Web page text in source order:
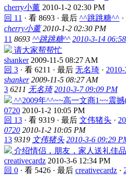
cherry小薰 2010-1-2 02:30 PM
回 11 · 看 8693 · 最后 ^^跳跳糖^^ ·
cherry小薰 2010-1-2 02:30 PM
11 8693 ^^跳跳糖^^ 2010-3-14
请大家帮帮忙
shanker 2009-11-5 08:27 AM
回 3 · 看 6211 · 最后 无名琦 ·
shanker 2009-11-5 08:27 AM
3 6211 无名琦 2010-3-7 09:09 PM
^^2009年^^~~高一文商1~~震撼
0720 2010-1-2 10:05 PM
回 13 · 看 9319 · 最后 文伟猪头 ·
0720 2010-1-2 10:05 PM
13 9319 文伟猪头 2010-3-6 09:29
介绍情侣，朋友，家人送礼佳
creativecardz 2010-3-6 12:34 PM
回 0 · 看 5426 · 最后 creativecardz ·